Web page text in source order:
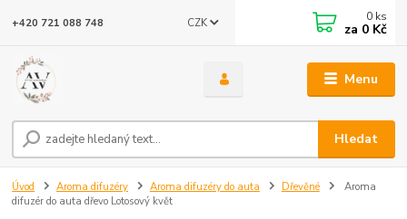
Menu
CZK
Hledat
+420 721 088 748 0 ks
za 0 Kč
Úvod Aroma difuzéry Aroma difuzéry do auta Dřevěné
Aroma
difuzér do auta dřevo Lotosový květ